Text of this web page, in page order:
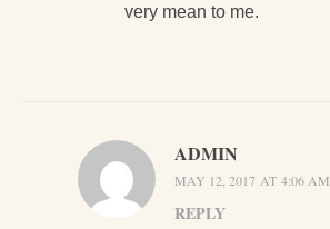
very mean to me.
ADMIN
MAY 12, 2017 AT 4:06 AM
REPLY